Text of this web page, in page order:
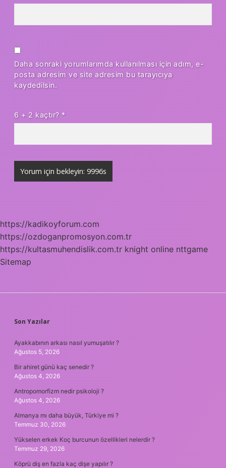
Daha sonraki yorumlarımda kullanılması için adım, e-
posta adresim ve site adresim bu tarayıcıya
kaydedilsin.
6 + 2 kaçtır? *
https://kadikoyforum.com
https://ozdoganpromosyon.com.tr
https://kultasmuhendislik.com.tr knight online nttgame
Sitemap
SIDEBAR
Son Yazılar
Ayakkabının arkası nasıl yumuşatılır ?
Ağustos 5, 2026
Bir ahiret günü kaç senedir ?
Ağustos 4, 2026
Antropomorfizm nedir psikoloji ?
Ağustos 4, 2026
Almanya mı daha büyük, Türkiye mi ?
Temmuz 30, 2026
Yükselen erkek Koç burcunun özellikleri nelerdir ?
Temmuz 29, 2026
Köprü diş en fazla kaç dişe yapılır ?